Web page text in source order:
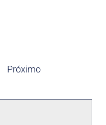
Próximo